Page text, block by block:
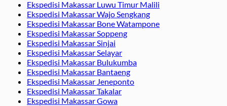
Ekspedisi Makassar Luwu Timur Malili
Ekspedisi Makassar Wajo Sengkang
Ekspedisi Makassar Bone Watampone
Ekspedisi Makassar Soppeng
Ekspedisi Makassar Sinjai
Ekspedisi Makassar Selayar
Ekspedisi Makassar Bulukumba
Ekspedisi Makassar Bantaeng
Ekspedisi Makassar Jeneponto
Ekspedisi Makassar Takalar
Ekspedisi Makassar Gowa